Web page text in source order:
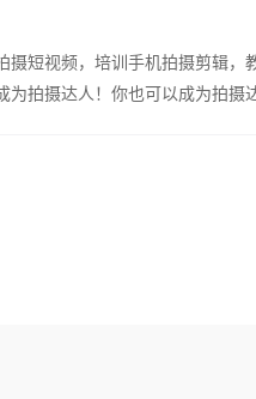
摄短视频，培训手机拍摄剪辑
拍摄达人！你也可以成为拍摄